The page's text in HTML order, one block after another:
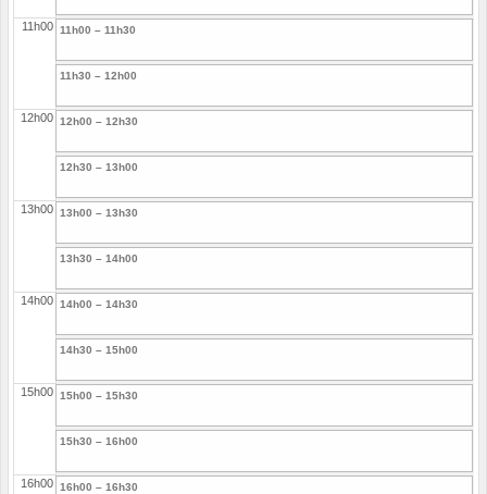
11h00
12h00
13h00
14h00
15h00
16h00
11h00 – 11h30
11h30 – 12h00
12h00 – 12h30
12h30 – 13h00
13h00 – 13h30
13h30 – 14h00
14h00 – 14h30
14h30 – 15h00
15h00 – 15h30
15h30 – 16h00
16h00 – 16h30